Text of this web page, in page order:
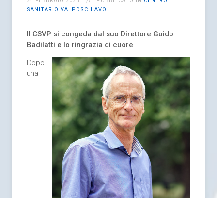
SANITARIO VALPOSCHIAVO
Il CSVP si congeda dal suo Direttore Guido
Badilatti e lo ringrazia di cuore
Dopo
una